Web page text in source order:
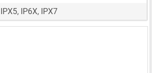
IPX5, IP6X, IPX7